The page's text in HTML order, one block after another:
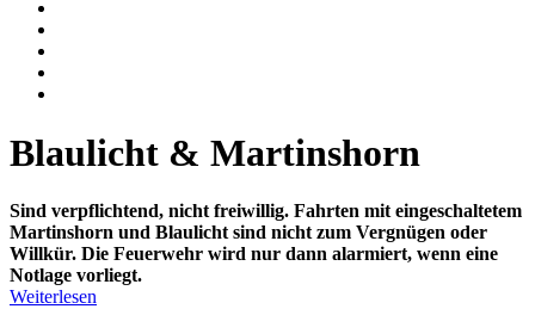
Blaulicht & Martinshorn
Sind verpflichtend, nicht freiwillig. Fahrten mit eingeschaltetem
Martinshorn und Blaulicht sind nicht zum Vergnügen oder
Willkür. Die Feuerwehr wird nur dann alarmiert, wenn eine
Notlage vorliegt.
Weiterlesen